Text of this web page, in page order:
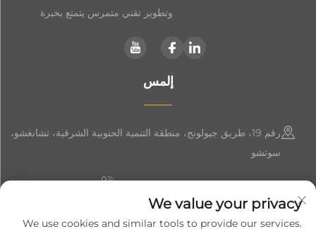
وتطوير تقني متمرس يتمتع بخبرة
إلمس
رقم 19، طريق جيولونج، منطقة التنمية الجنوبية الشرقية، تشانغشو،
سوتشو
+86-19906239903
[email protected]
We value your privacy
We use cookies and similar tools to provide our services.